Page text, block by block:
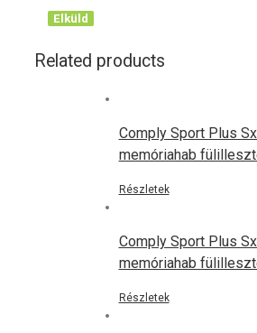
Related products
Comply Sport Plus
memóriahab
Részletek
Comply Sport Plus
memóriahab
Részletek